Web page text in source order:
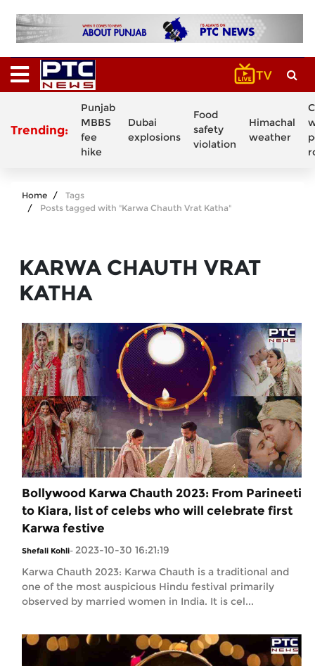
Trending:
Punjab
MBBS
fee
hike
Dubai
explosions
Food
safety
violation
Himachal
weather
Home
Tags
Posts tagged with "Karwa Chauth Vrat Katha"
KARWA CHAUTH VRAT
KATHA
Bollywood Karwa Chauth 2023: From Parineeti
to Kiara, list of celebs who will celebrate first
Karwa festive
Shefali Kohli- 2023-10-30 16:21:19
Karwa Chauth 2023: Karwa Chauth is a traditional and
one of the most auspicious Hindu festival primarily
observed by married women in India. It is cel...